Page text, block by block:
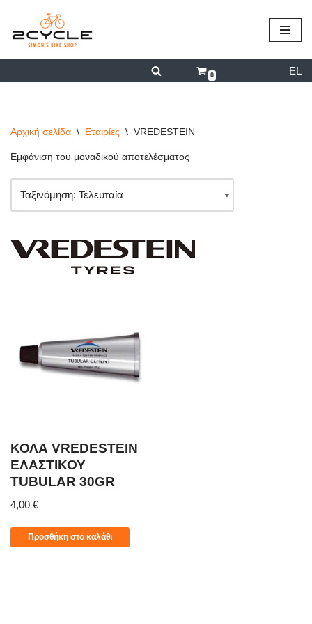
περιεχόμενο
Μεταπηδήστε
0 EL
Αρχική σελίδα \ Εταιρίες \ VREDESTEIN
Εμφάνιση του μοναδικού αποτελέσματος
ΚΟΛΑ VREDESTEIN
ΕΛΑΣΤΙΚΟΥ
TUBULAR 30GR
4,00 €
Προσθήκη στο καλάθι